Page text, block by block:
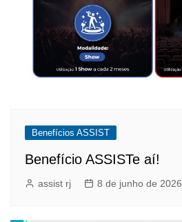
Benefícios ASSIST
Benefício ASSISTe aí!
assist rj 8 de junho de 2026